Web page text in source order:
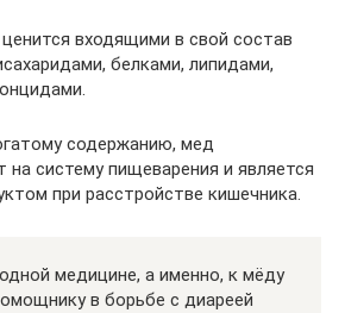
входящими в свой состав
белками, липидами,
содержанию, мед
на систему пищеварения и является
при расстройстве кишечника.
медицине, а именно, к мёду
в борьбе с диареей